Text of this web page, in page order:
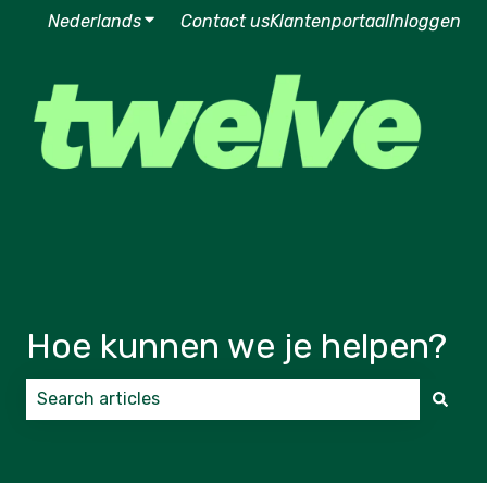
NederlandsSubmenu tonen voor vertalingen
Contact usKlantenportaalInloggen
Hoe kunnen we je helpen?